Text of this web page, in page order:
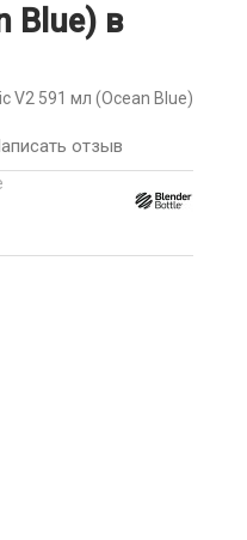
Blue) в
отзыв